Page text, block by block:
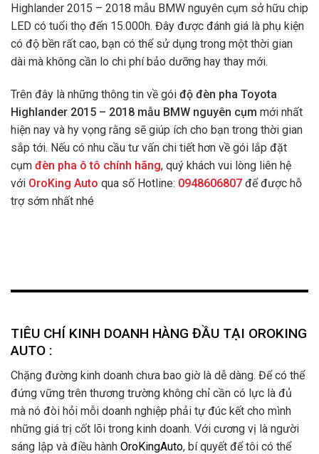
Highlander 2015 – 2018 mẫu BMW nguyên cụm sở hữu chip
LED có tuổi thọ đến 15.000h. Đây được đánh giá là phụ kiện
có độ bền rất cao, bạn có thể sử dụng trong một thời gian
dài mà không cần lo chi phí bảo dưỡng hay thay mới.
Trên đây là những thông tin về gói độ đèn pha Toyota
Highlander 2015 – 2018 mẫu BMW nguyên cụm mới nhất
hiện nay và hy vọng rằng sẽ giúp ích cho bạn trong thời gian
sắp tới. Nếu có nhu cầu tư vấn chi tiết hơn về gói lắp đặt
cụm đèn pha ô tô chính hãng, quý khách vui lòng liên hệ
với OroKing Auto qua số Hotline: 0948606807 để được hỗ
trợ sớm nhất nhé
TIÊU CHÍ KINH DOANH HÀNG ĐẦU TẠI OROKING
AUTO :
Chặng đường kinh doanh chưa bao giờ là dễ dàng. Để có thể
đứng vững trên thương trường không chỉ cần có lực là đủ
mà nó đòi hỏi mỗi doanh nghiệp phải tự đúc kết cho mình
những giá trị cốt lõi trong kinh doanh. Với cương vị là người
sáng lập và điều hành OroKingAuto, bí quyết để tôi có thể